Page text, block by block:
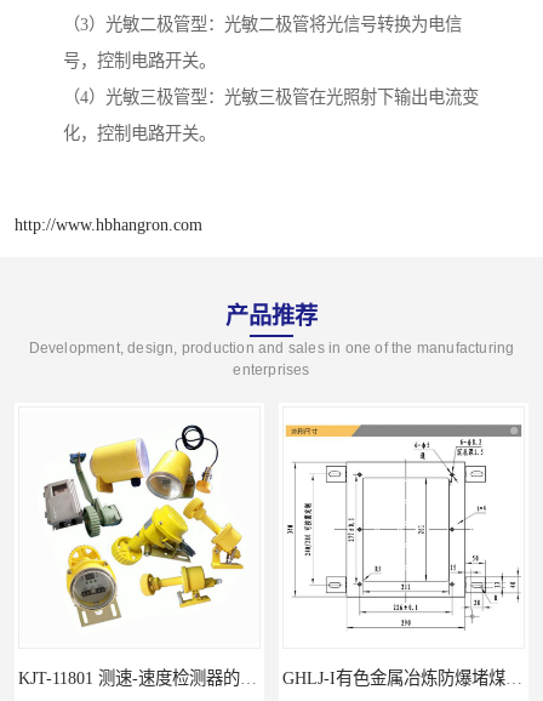
（3）光敏二极管型：光敏二极管将光信号转换为电信
号，控制电路开关。
（4）光敏三极管型：光敏三极管在光照射下输出电流变
化，控制电路开关。
http://www.hbhangron.com
产品推荐
Development, design, production and sales in one of the manufacturing
enterprises